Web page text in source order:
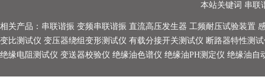
本站关键词 串联
相关产品： 串联谐振 变频串联谐振 直流高压发生器 工频耐压试验装置
变比测试仪 变压器绕组变形测试仪 有载分接开关测试仪 断路器特性测
绝缘电阻测试仪 变送器校验仪 绝缘油色谱仪 绝缘油PH测定仪 绝缘油自